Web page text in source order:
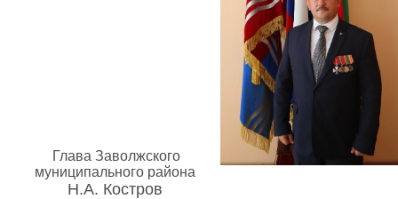
Глава Заволжского
муниципального района
Н.А. Костров